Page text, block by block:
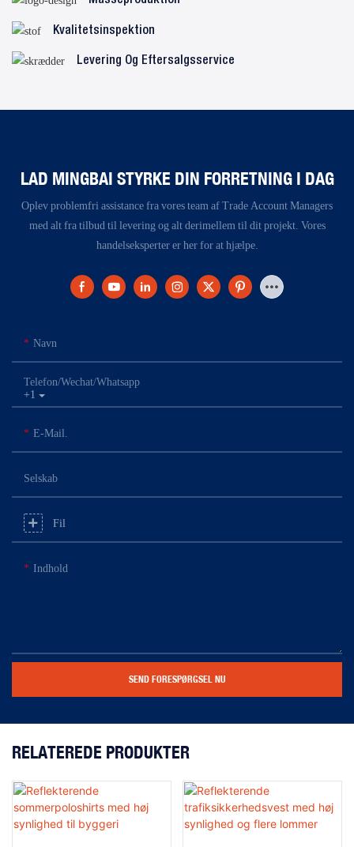
Kvalitetsinspektion
Levering Og Eftersalgsservice
LAD MINGBAI STYRKE DIN FORRETNING I DAG
Oplev problemfri assistance fra vores team af Trade Account Managers
med alt fra tilbud til levering og alt derimellem til dit projekt. Vores
handelseksperter er her for at hjælpe.
Navn
+1
Telefon/Wechat/Whatsapp
E-Mail.
Selskab
Fil
Indhold
SEND FORESPØRGSEL NU
RELATEREDE PRODUKTER